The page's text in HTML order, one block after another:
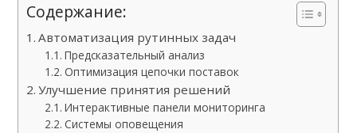
Содержание:
Автоматизация рутинных задач
Предсказательный анализ
Оптимизация цепочки поставок
Улучшение принятия решений
Интерактивные панели мониторинга
Системы оповещения